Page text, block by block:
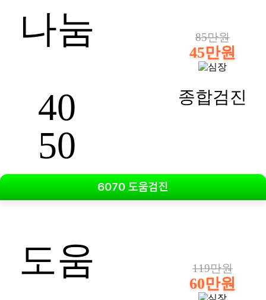
나눔
40
50
85만원
45만원
종합검진
6070 도움검진
도움
119만원
60만원